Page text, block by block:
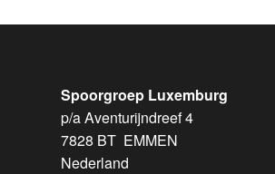
Spoorgroep Luxemburg
p/a Aventurijndreef 4
7828 BT EMMEN
Nederland